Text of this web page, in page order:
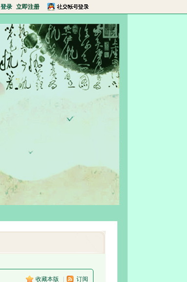
登录 立即注册
收藏本版 订阅